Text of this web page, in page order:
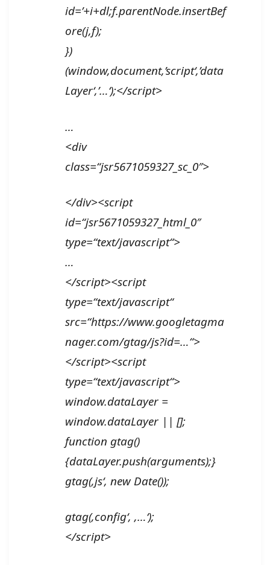
id=’+i+dl;f.parentNode.insertBef
ore(j,f);
})
(window,document,’script‘,’data
Layer‘,’…‘);</script>
…
<div
class=“jsr5671059327_sc_0″>
</div><script
id=“jsr5671059327_html_0″
type=“text/javascript“>
…
</script><script
type=“text/javascript“
src=“https://www.googletagma
nager.com/gtag/js?id=…“>
</script><script
type=“text/javascript“>
window.dataLayer =
window.dataLayer || [];
function gtag()
{dataLayer.push(arguments);}
gtag(‚js‘, new Date());
gtag(‚config‘, ‚…‘);
</script>